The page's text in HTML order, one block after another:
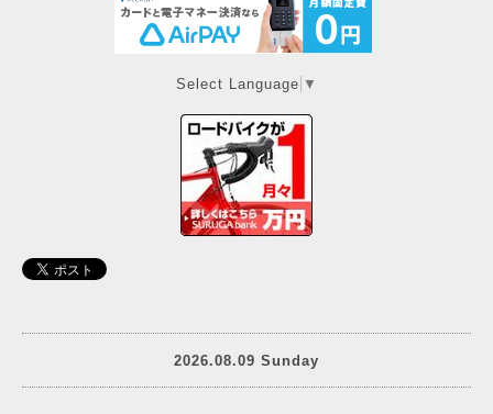
Select Language ▼
2026.08.09 Sunday